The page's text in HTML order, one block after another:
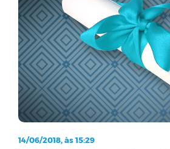
14/06/2018, às 15:29